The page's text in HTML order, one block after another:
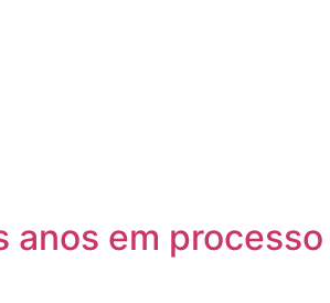
anos em processo